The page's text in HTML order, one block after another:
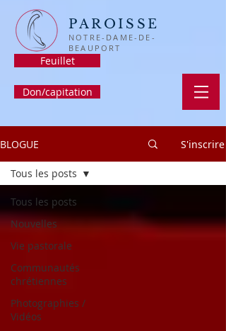
PAROISSE
NOTRE-DAME-DE-
BEAUPORT
Feuillet
Don/capitation
BLOGUE S'inscrire
Tous les posts
Nouvelles
Vie pastorale
Communautés
chrétiennes
Photographies /
Vidéos
Tous les posts